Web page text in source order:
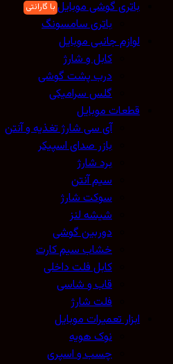
باتری گوشی موبایل
باتری سامسونگ
لوازم جانبی موبایل
کابل و شارژ
درب پشت گوشی
گلس سرامیکی
قطعات موبایل
آی سی شارژ تغذیه و آنتن
بازر صدای اسپیکر
برد شارژ
سیم آنتن
سوکت شارژ
شیشه لنز
دوربین گوشی
خشاب سیم کارت
کابل فلت داخلی
قاب و شاسی
فلت شارژ
ابزار تعمیرات موبایل
نوک هویه
چسب و اسپری